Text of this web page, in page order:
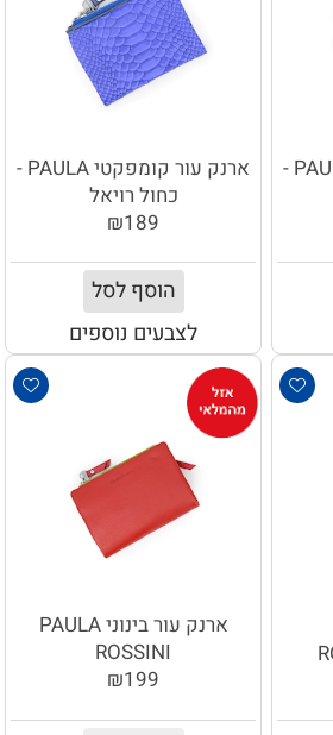
ארנק עור קומפקטי PAULA -
ארנק עור קומפקטי PAULA -
כחול רויאל
₪189
הוסף לסל
לצבעים נוספים
ארנק עור בינוני PAULA
ROSSINI
₪199